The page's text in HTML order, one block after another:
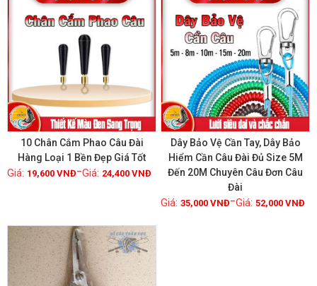
10 Chân Cắm Phao Câu Đài
Hàng Loại 1 Bền Đẹp Giá Tốt
19,600 VNĐ– 24,400 VNĐ
Xem chi tiết
Dây Bảo Vệ Cần Tay, Dây Bảo
Hiểm Cần Câu Đài Đủ Size 5M
Đến 20M Chuyên Câu Đơn Câu
Đài
35,000 VNĐ– 52,000 VNĐ